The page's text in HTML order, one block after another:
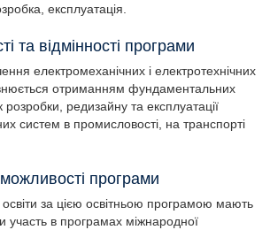
експлуатація.
та відмінності програми
електромеханічних і електротехнічних
отриманням фундаментальних
розробки, редизайну та експлуатації
систем в промисловості, на транспорті
програми
за цією освітньою програмою мають
участь в програмах міжнародної